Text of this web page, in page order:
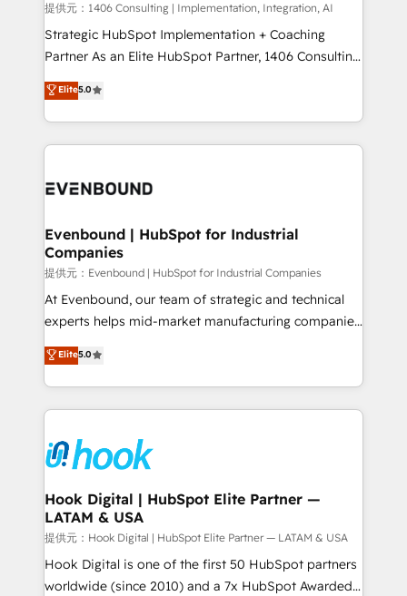
Group, a group of specialized and complementary
companies that divide their offer into 4
Competence Centers: Smart Manufacturing,
The synergies generated by these integrations,
together with the combination of talents, skills,
to accompany companies on their digital
提供元：1406 Consulting | Implementation, Integration, AI
Strategic HubSpot Implementation + Coaching
Partner As an Elite HubSpot Partner, 1406 Consulting
helps mid-market revenue teams transform how
they sell, market, and serve. We don't just build your
HubSpot—we teach your team to own it, then stay
to help you keep winning. What We Do ⚙️ CRM
Data & Content 📈 Sales & Marketing Alignment +
Agent Creation 🔄 Custom Integrations & Data
Migration Why 1406 We become part of your team.
Your team learns while we build. We fix what others
broke. Built for mid-market reality—practical
solutions that work with your actual headcount and
HubSpot partners 🔄 Top 5% globally in client
retention 📅 8+ years of consistent results since 2017
move beyond spreadsheets into unified systems
that drive real business results.
Elite5.0
Evenbound | HubSpot for Industrial
Companies
提供元：Evenbound | HubSpot for Industrial Companies
At Evenbound, our team of strategic and technical
experts helps mid-market manufacturing companies
achieve real growth. We specialize in delivering
tailored solutions that drive results by leveraging
HubSpot’s platform and data to fuel success.
Technical Solutions: - HubSpot Technical Consulting -
Onboarding - Data Migration & Integrations -
Technical Audit & Optimization Strategic Solutions: -
Revenue Operations - Inbound Marketing -
Outbound Marketing - HubSpot CMS Website
Design & Development We empower our clients to
reach their full potential by providing transparent,
relationship-driven support. With over 300 HubSpot
Elite5.0
Hook Digital | HubSpot Elite Partner —
LATAM & USA
提供元：Hook Digital | HubSpot Elite Partner — LATAM & USA
Hook Digital is one of the first 50 HubSpot partners
worldwide (since 2010) and a 7x HubSpot Awarded